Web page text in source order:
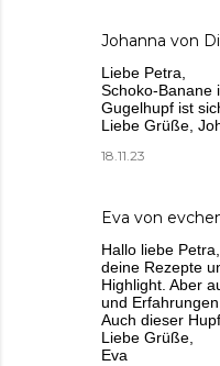
Johanna von
Liebe Petra,
Schoko-Banane
Gugelhupf ist
Liebe Grüße,
18.11.23
Eva von
Hallo liebe Petra,
deine Rezepte
Highlight. Aber
und
Auch dieser
Liebe Grüße,
Eva